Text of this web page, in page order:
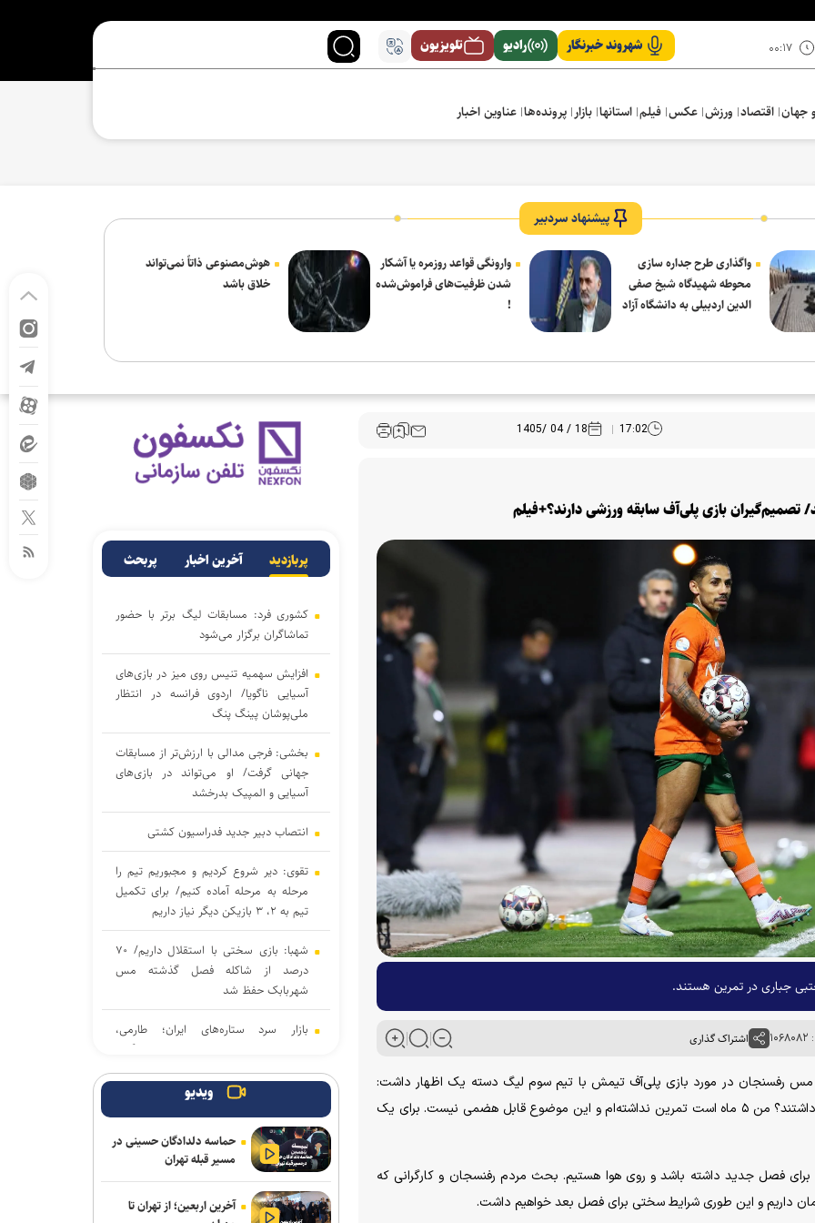
۰۰:۱۷ شهروند خبرنگار رادیو تلویزیون
جهان اقتصاد ورزش عکس فیلم استانها بازار پرونده‌ها عناوین اخبار
پیشنهاد سردبیر
واگذاری طرح جداره سازی
محوطه شهیدگاه شیخ صفی
الدین اردبیلی به دانشگاه آزاد
وارونگی قواعد روزمره یا آشکار
شدن ظرفیت‌های فراموش‌شده
!
هوش‌مصنوعی ذاتاً نمی‌تواند
خلاق باشد
17:02
18 / 04 /1405
تصمیم‌گیران بازی پلی‌آف سابقه ورزشی دارند؟+فیلم
جباری در تمرین هستند.
اشتراک گذاری
مس رفسنجان در مورد بازی پلی‌آف تیمش با تیم سوم لیگ دسته یک اظهار داشت:
کسانی که تصمیم به بازی پلی‌آف گرفتند آیا سابقه ورزشی داشتند؟ من ۵ ماه است تمرین نداشته‌ام و این موضوع قابل هضمی نیست. برای یک
فصل جدید داشته باشد و روی هوا هستیم. بحث مردم رفنسجان و کارگرانی که
پربازدید آخرین اخبار پربحث
کشوری فرد: مسابقات لیگ برتر با حضور
تماشاگران برگزار می‌شود
افزایش سهمیه تنیس روی میز در بازی‌های
آسیایی ناگویا/ اردوی فرانسه در انتظار
ملی‌پوشان پینگ پنگ
بخشی: فرجی مدالی با ارزش‌تر از مسابقات
جهانی گرفت/ او می‌تواند در بازی‌های
آسیایی و المپیک بدرخشد
انتصاب دبیر جدید فدراسیون کشتی
تقوی: دیر شروع کردیم و مجبوریم تیم را
مرحله به مرحله آماده کنیم/ برای تکمیل
تیم به ۲، ۳ بازیکن دیگر نیاز داریم
شهبا: بازی سختی با استقلال داریم/ ۷۰
درصد از شاکله فصل گذشته مس
شهربابک حفظ شد
بازار سرد ستاره‌های ایران؛ طارمی،
جهانبخش و رضاییان بدون پیشنهاد بزرگ
دنیامالی به دعوت رسمی وزیر ورزش
جدایی قطعی رضاییان از استقلال + عکس
آراسته و کومار به نساجی پیوستند
ویدیو
حماسه دلدادگان حسینی در
مسیر قبله تهران
آخرین اربعین؛ از تهران تا